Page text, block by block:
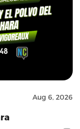
Aug 6, 2026